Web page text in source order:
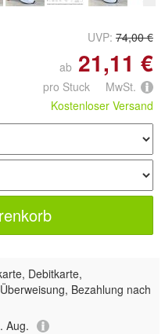
UVP: 74,00 €
ab 21,11 €
pro Stuck MwSt.
Kostenloser Versand
Debitkarte,
Bezahlung nach
Aug.